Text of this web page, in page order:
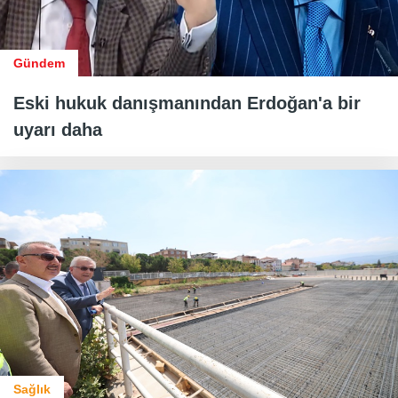
Gündem
Eski hukuk danışmanından Erdoğan'a bir
uyarı daha
Sağlık